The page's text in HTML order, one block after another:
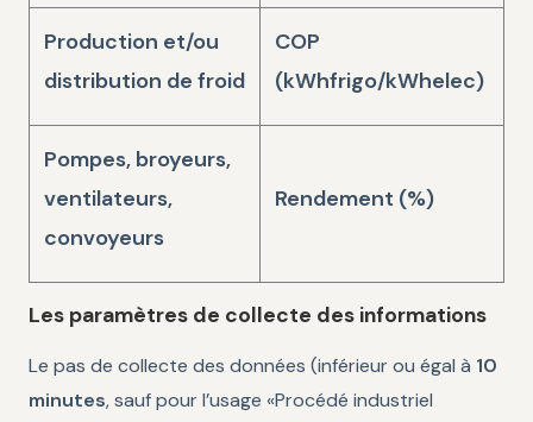
Production et/ou
distribution de froid
COP
(kWhfrigo/kWhelec)
Pompes, broyeurs,
ventilateurs,
convoyeurs
Rendement (%)
Les paramètres de collecte des informations
Le pas de collecte des données (inférieur ou égal à 10
minutes, sauf pour l’usage «Procédé industriel